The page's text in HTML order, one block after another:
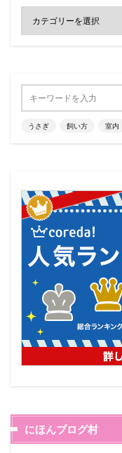
うさぎ 飼い方 室内
にほんブログ村